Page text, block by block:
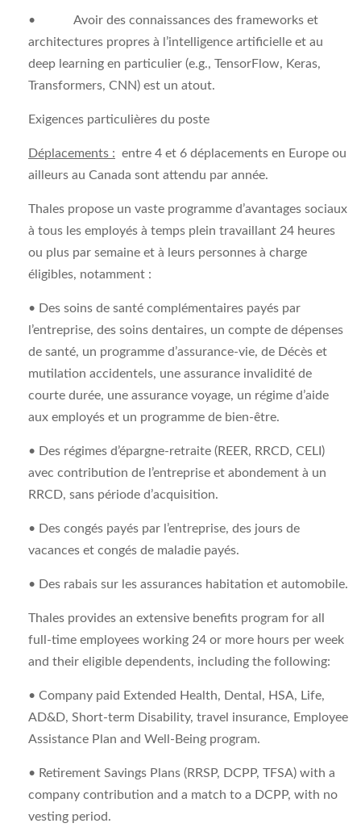
• Avoir des connaissances des frameworks et
architectures propres à l’intelligence artificielle et au
deep learning en particulier (e.g., TensorFlow, Keras,
Transformers, CNN) est un atout.
Exigences particulières du poste
Déplacements : entre 4 et 6 déplacements en Europe ou
ailleurs au Canada sont attendu par année.
Thales propose un vaste programme d’avantages sociaux
à tous les employés à temps plein travaillant 24 heures
ou plus par semaine et à leurs personnes à charge
éligibles, notamment :
• Des soins de santé complémentaires payés par
l’entreprise, des soins dentaires, un compte de dépenses
de santé, un programme d’assurance-vie, de Décès et
mutilation accidentels, une assurance invalidité de
courte durée, une assurance voyage, un régime d’aide
aux employés et un programme de bien-être.
• Des régimes d’épargne-retraite (REER, RRCD, CELI)
avec contribution de l’entreprise et abondement à un
RRCD, sans période d’acquisition.
• Des congés payés par l’entreprise, des jours de
vacances et congés de maladie payés.
• Des rabais sur les assurances habitation et automobile.
Thales provides an extensive benefits program for all
full-time employees working 24 or more hours per week
and their eligible dependents, including the following:
• Company paid Extended Health, Dental, HSA, Life,
AD&D, Short-term Disability, travel insurance, Employee
Assistance Plan and Well-Being program.
• Retirement Savings Plans (RRSP, DCPP, TFSA) with a
company contribution and a match to a DCPP, with no
vesting period.